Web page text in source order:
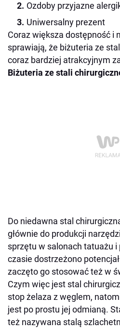
Ozdoby przyjazne
Uniwersalny prezent
Coraz większa dostępność i
sprawiają, że biżuteria ze
coraz bardziej atrakcyjnym
Biżuteria ze stali
Do niedawna stal
głównie do produkcji
sprzętu w salonach tatuażu
czasie dostrzeżono
zaczęto go stosować też w
Czym więc jest stal
stop żelaza z węglem,
jest po prostu jej odmianą.
też nazywana stalą